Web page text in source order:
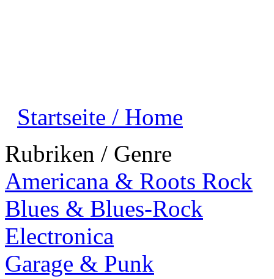
Startseite / Home
Rubriken / Genre
Americana & Roots Rock
Blues & Blues-Rock
Electronica
Garage & Punk